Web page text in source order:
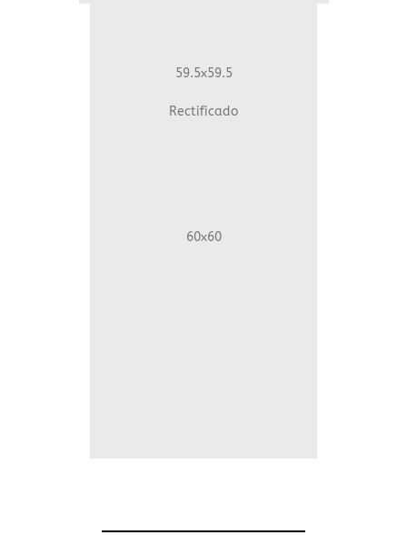
59.5x59.5
Rectificado
60x60